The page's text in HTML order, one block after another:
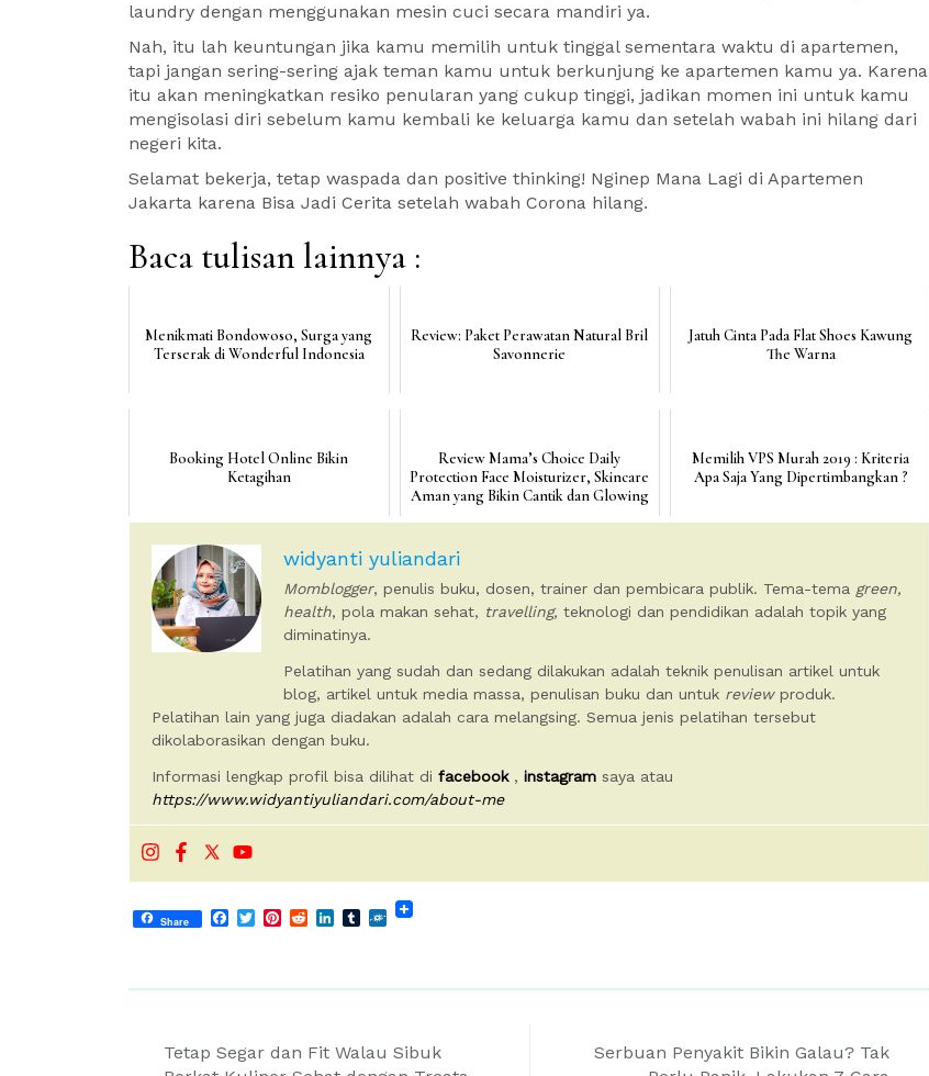
laundry dengan menggunakan mesin cuci secara mandiri ya.
Nah, itu lah keuntungan jika kamu memilih untuk tinggal sementara waktu di apartemen,
tapi jangan sering-sering ajak teman kamu untuk berkunjung ke apartemen kamu ya. Karena
itu akan meningkatkan resiko penularan yang cukup tinggi, jadikan momen ini untuk kamu
mengisolasi diri sebelum kamu kembali ke keluarga kamu dan setelah wabah ini hilang dari
negeri kita.
Selamat bekerja, tetap waspada dan positive thinking! Nginep Mana Lagi di Apartemen
Jakarta karena Bisa Jadi Cerita setelah wabah Corona hilang.
Baca tulisan lainnya :
Menikmati Bondowoso, Surga yang
Terserak di Wonderful Indonesia
Review: Paket Perawatan Natural Bril
Savonnerie
Jatuh Cinta Pada Flat Shoes Kawung
The Warna
Booking Hotel Online Bikin
Ketagihan
Review Mama’s Choice Daily
Protection Face Moisturizer, Skincare
Aman yang Bikin Cantik dan Glowing
Memilih VPS Murah 2019 : Kriteria
Apa Saja Yang Dipertimbangkan ?
widyanti yuliandari
Momblogger, penulis buku, dosen, trainer dan pembicara publik. Tema-tema green,
health, pola makan sehat, travelling, teknologi dan pendidikan adalah topik yang
diminatinya.
Pelatihan yang sudah dan sedang dilakukan adalah teknik penulisan artikel untuk
blog, artikel untuk media massa, penulisan buku dan untuk reviewproduk.
Pelatihan lain yang juga diadakan adalah cara melangsing. Semua jenis pelatihan tersebut
dikolaborasikan dengan buku.
Informasi lengkap profil bisa dilihat di facebook, instagram saya atau
https://www.widyantiyuliandari.com/about-me
Share Facebook
TwitterPinterest
RedditLinkedIn
Tumblr
Folkd
Post
Tetap Segar dan Fit Walau Sibuk
Serbuan Penyakit Bikin Galau? Tak